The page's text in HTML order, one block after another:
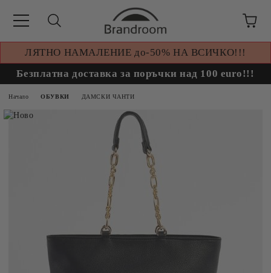
ЛЯТНО НАМАЛЕНИЕ до-50% НА ВСИЧКО!!!
Безплатна доставка за поръчки над 100 euro!!!
Начало ОБУВКИ ДАМСКИ ЧАНТИ